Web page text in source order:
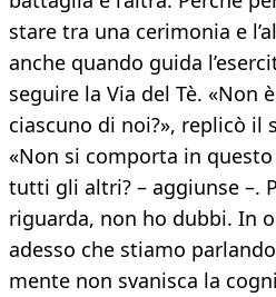
stare tra una cerimonia e
anche quando guida
seguire la Via del Tè. «Non
ciascuno di noi?», replicò il
«Non si comporta in
tutti gli altri? – aggiunse –.
riguarda, non ho dubbi. In
adesso che stiamo
mente non svanisca la